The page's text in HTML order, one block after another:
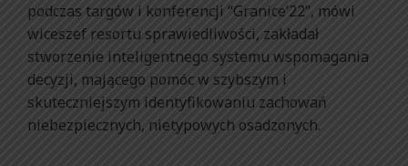
podczas targów i konferencji “Granice’22”, mówi
wiceszef resortu sprawiedliwości, zakładał
stworzenie inteligentnego systemu wspomagania
decyzji, mającego pomóc w szybszym i
skuteczniejszym identyfikowaniu zachowań
niebezpiecznych, nietypowych osadzonych.